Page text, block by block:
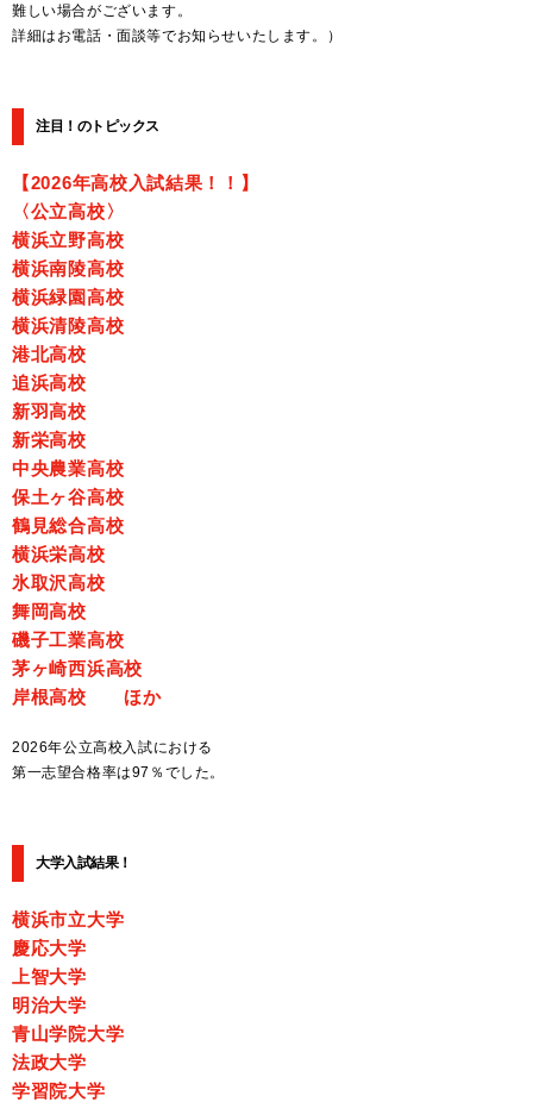
難しい場合がございます。
詳細はお電話・面談等でお知らせいたします。）
注目！のトピックス
【2026年高校入試結果！！】
〈公立高校〉
横浜立野高校
横浜南陵高校
横浜緑園高校
横浜清陵高校
港北高校
追浜高校
新羽高校
新栄高校
中央農業高校
保土ヶ谷高校
鶴見総合高校
横浜栄高校
氷取沢高校
舞岡高校
磯子工業高校
茅ヶ崎西浜高校
岸根高校 ほか
2026年公立高校入試における
第一志望合格率は97％でした。
大学入試結果！
横浜市立大学
慶応大学
上智大学
明治大学
青山学院大学
法政大学
学習院大学